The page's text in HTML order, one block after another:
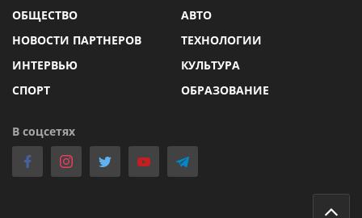
ОБЩЕСТВО
АВТО
НОВОСТИ ПАРТНЕРОВ
ТЕХНОЛОГИИ
ИНТЕРВЬЮ
КУЛЬТУРА
СПОРТ
ОБРАЗОВАНИЕ
В соцсетях